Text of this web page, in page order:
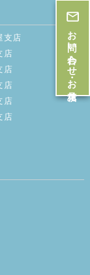
支店
店
店
店
店
店
お問い合わせ・お見積